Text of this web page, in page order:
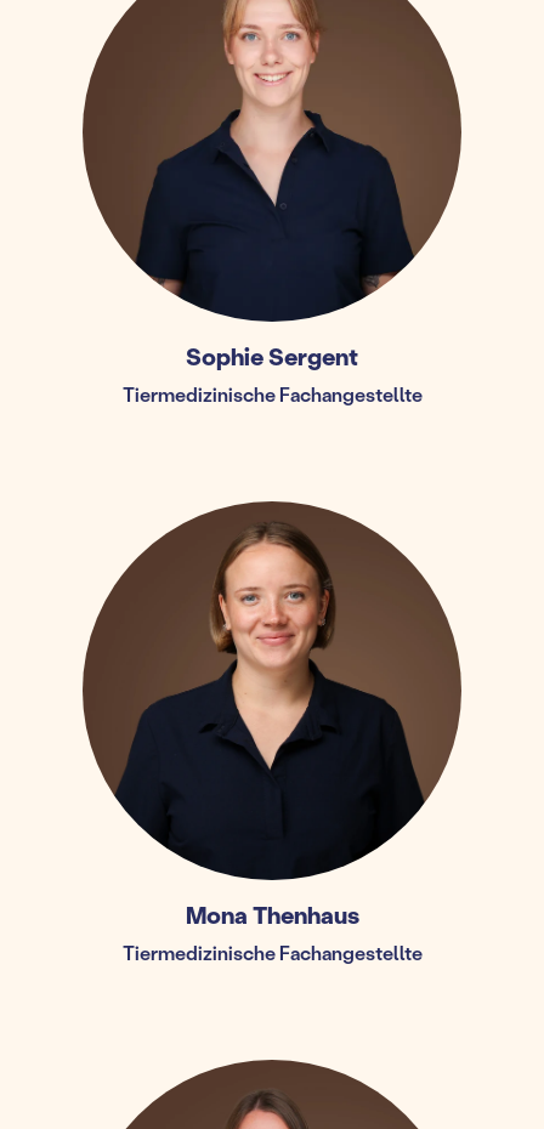
Sophie Sergent
Tiermedizinische Fachangestellte
Mona Thenhaus
Tiermedizinische Fachangestellte